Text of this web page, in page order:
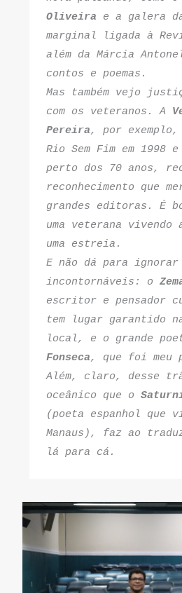
Oliveira e a galera
marginal ligada à
além da Márcia
contos e poemas.
Mas também vejo
com os veteranos. A
Pereira, por exemplo,
Rio Sem Fim em 1998
perto dos 70 anos,
reconhecimento que
grandes editoras. É
uma veterana
uma estreia.
E não dá para
incontornáveis: o
escritor e pensador
tem lugar garantido
local, e o grande
Fonseca, que foi meu
Além, claro, desse
oceânico que o
(poeta espanhol que
Manaus), faz ao
lá para cá.